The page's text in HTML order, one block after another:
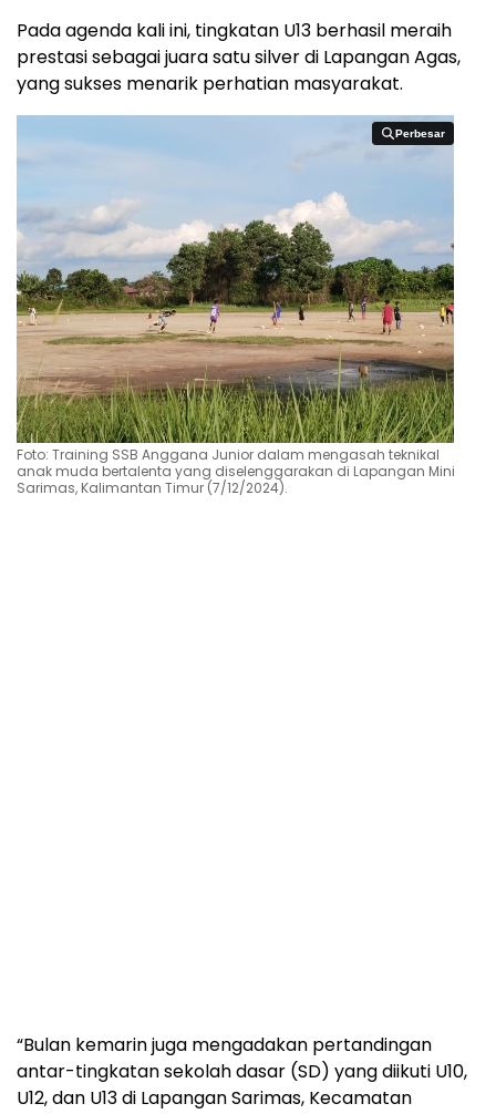
Pada agenda kali ini, tingkatan U13 berhasil meraih
prestasi sebagai juara satu silver di Lapangan Agas,
yang sukses menarik perhatian masyarakat.
Perbesar
Perbesar
Foto: Training SSB Anggana Junior dalam mengasah teknikal
anak muda bertalenta yang diselenggarakan di Lapangan Mini
Sarimas, Kalimantan Timur (7/12/2024).
“Bulan kemarin juga mengadakan pertandingan
antar-tingkatan sekolah dasar (SD) yang diikuti U10,
U12, dan U13 di Lapangan Sarimas, Kecamatan